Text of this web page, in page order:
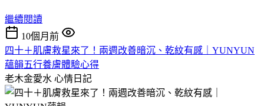
繼續閱讀
10個月前
四十＋肌膚救星來了！兩週改善暗沉、乾紋有感｜YUNYUN
蘊韻五行養膚體驗心得
老木金愛水 心情日記